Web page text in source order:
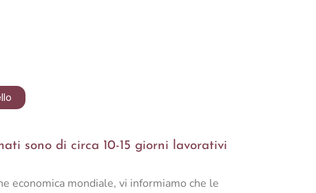
sono di circa 10-15 giorni lavorativi
economica mondiale, vi informiamo che le